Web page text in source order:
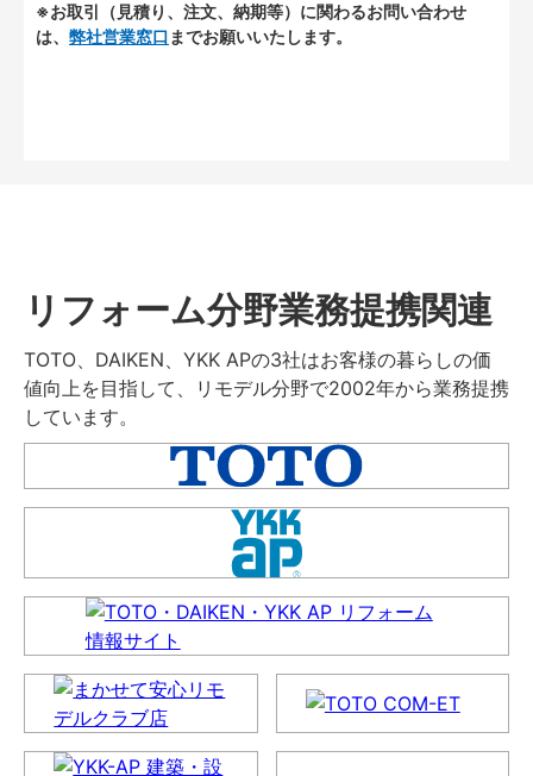
※お取引（見積り、注文、納期等）に関わるお問い合わせ
は、 弊社営業窓口 までお願いいたします。
リフォーム分野業務提携関連
TOTO、DAIKEN、YKK APの3社はお客様の暮らしの価
値向上を目指して、リモデル分野で2002年から業務提携
しています。